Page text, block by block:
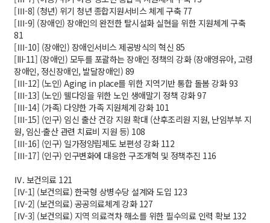
[Ⅲ-8] (청년) 위기 청년 종합지원서비스 체계 구축 77
[Ⅲ-9] (장애인) 장애인의 완전한 탈시설화 실현을 위한 지원체계 구축
81
[Ⅲ-10] (장애인) 장애인서비스 제공방식의 혁신 85
[III-11] (장애인) 모두를 포괄하는 장애인 정책의 강화 (장애영유아, 고령
장애인, 정신장애인, 발달장애인) 89
[Ⅲ-12] (노인) Aging in place를 위한 지역기반 통합 돌봄 강화 93
[Ⅲ-13] (노인) 웰다잉을 위한 노인 생애말기 정책 강화 97
[Ⅲ-14] (가족) 다양한 가족 지원체계 강화 101
[Ⅲ-15] (인구) 임신 출산 건강 지원 확대 (산후조리원 지원, 난임부부 지
원, 임신·출산 관련 치료비 지원 등) 108
[Ⅲ-16] (인구) 일가정양립제도 보편성 강화 112
[Ⅲ-17] (인구) 인구변화에 대응한 구조개혁 및 정책추진 116
Ⅳ. 보건의료 121
[Ⅳ-1] (보건의료) 한국형 상병수당 설계와 도입 123
[Ⅳ-2] (보건의료) 공공의료체계 강화 127
[Ⅳ-3] (보건의료) 지역 의료격차 해소를 위한 필수의료 인력 확보 132